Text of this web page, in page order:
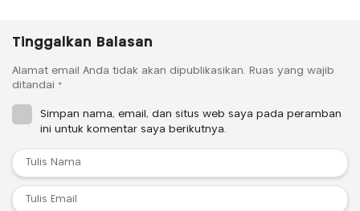
Tinggalkan Balasan
Alamat email Anda tidak akan dipublikasikan. Ruas yang wajib
ditandai *
Simpan nama, email, dan situs web saya pada peramban
ini untuk komentar saya berikutnya.